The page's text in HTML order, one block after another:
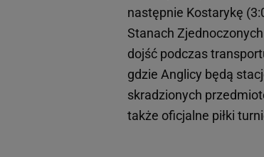
następnie Kostarykę
Stanach
dojść podczas
gdzie Anglicy będą
skradzionych
także oficjalne piłki